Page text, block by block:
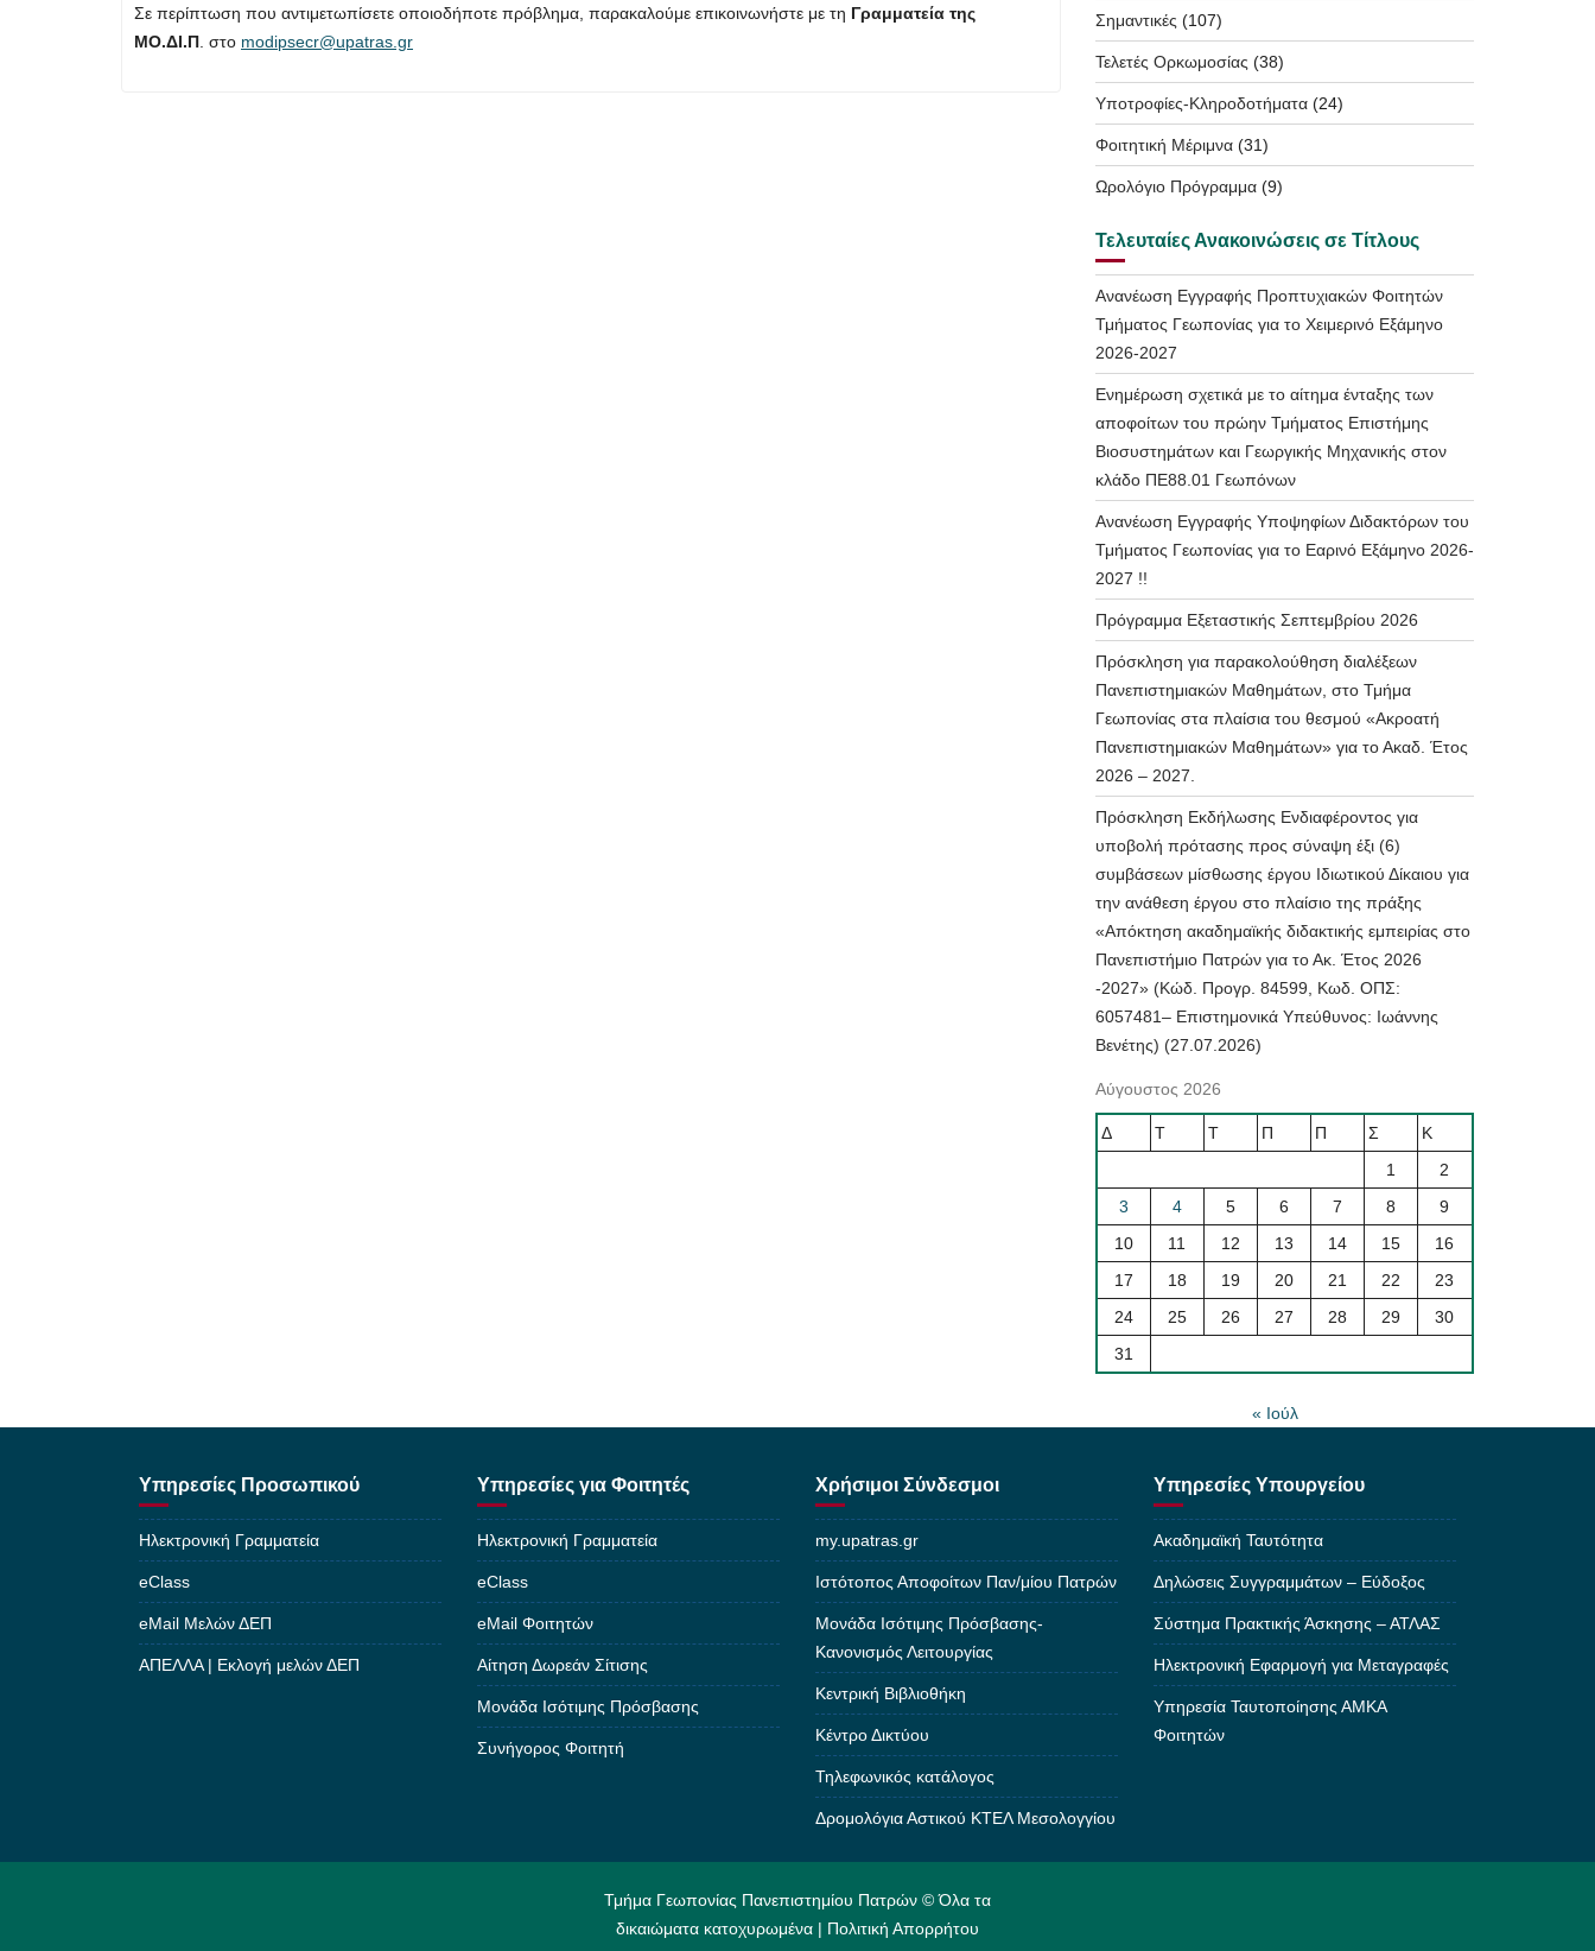
Σε περίπτωση που αντιμετωπίσετε οποιοδήποτε πρόβλημα, παρακαλούμε επικοινωνήστε με τη Γραμματεία της
ΜΟ.ΔΙ.Π . στο modipsecr@upatras.gr
Σημαντικές (107)
Τελετές Ορκωμοσίας (38)
Υποτροφίες-Κληροδοτήματα(24)
Φοιτητική Μέριμνα(31)
Ωρολόγιο Πρόγραμμα(9)
Τελευταίες Ανακοινώσεις σε Τίτλους
Ανανέωση Εγγραφής Προπτυχιακών Φοιτητών
Τμήματος Γεωπονίας για το Χειμερινό Εξάμηνο
2026-2027
Ενημέρωση σχετικά με το αίτημα ένταξης των
αποφοίτων του πρώην Τμήματος Επιστήμης
Βιοσυστημάτων και Γεωργικής Μηχανικής στον
κλάδο ΠΕ88.01 Γεωπόνων
Ανανέωση Εγγραφής Υποψηφίων Διδακτόρων του
Τμήματος Γεωπονίας για το Εαρινό Εξάμηνο 2026-
2027 !!
Πρόγραμμα Εξεταστικής Σεπτεμβρίου 2026
Πρόσκληση για παρακολούθηση διαλέξεων
Πανεπιστημιακών Μαθημάτων, στο Τμήμα
Γεωπονίας στα πλαίσια του θεσμού «Ακροατή
Πανεπιστημιακών Μαθημάτων» για το Ακαδ. Έτος
2026 – 2027.
Πρόσκληση Εκδήλωσης Ενδιαφέροντος για
υποβολή πρότασης προς σύναψη έξι (6)
συμβάσεων μίσθωσης έργου Ιδιωτικού Δίκαιου για
την ανάθεση έργου στο πλαίσιο της πράξης
«Απόκτηση ακαδημαϊκής διδακτικής εμπειρίας στο
Πανεπιστήμιο Πατρών για το Ακ. Έτος 2026
-2027» (Κώδ. Προγρ. 84599, Κωδ. ΟΠΣ:
6057481– Επιστημονικά Υπεύθυνος: Ιωάννης
Βενέτης) (27.07.2026)
Αύγουστος 2026
Δ Τ Τ Π Π Σ
Κ
1
2
3
4 5 6 7 8
9
10
11 12 13 14 15
16
17
18 19 20 21 22
23
24
25 26 27 28 29
30
31
« Ιούλ
Υπηρεσίες Προσωπικού
Ηλεκτρονική Γραμματεία
eClass
eMail Μελών ΔΕΠ
ΑΠΕΛΛΑ | Εκλογή μελών ΔΕΠ
Υπηρεσίες για Φοιτητές
Ηλεκτρονική Γραμματεία
eClass
eMail Φοιτητών
Αίτηση Δωρεάν Σίτισης
Μονάδα Ισότιμης Πρόσβασης
Συνήγορος Φοιτητή
Χρήσιμοι Σύνδεσμοι
my.upatras.gr
Ιστότοπος Αποφοίτων Παν/μίου Πατρών
Μονάδα Ισότιμης Πρόσβασης-
Κανονισμός Λειτουργίας
Κεντρική Βιβλιοθήκη
Κέντρο Δικτύου
Τηλεφωνικός κατάλογος
Δρομολόγια Αστικού ΚΤΕΛ Μεσολογγίου
Υπηρεσίες Υπουργείου
Ακαδημαϊκή Ταυτότητα
Δηλώσεις Συγγραμμάτων – Εύδοξος
Σύστημα Πρακτικής Άσκησης – ΑΤΛΑΣ
Ηλεκτρονική Εφαρμογή για Μεταγραφές
Υπηρεσία Ταυτοποίησης ΑΜΚΑ
Φοιτητών
Τμήμα Γεωπονίας Πανεπιστημίου Πατρών © Όλα τα
δικαιώματα κατοχυρωμένα | Πολιτική Απορρήτου